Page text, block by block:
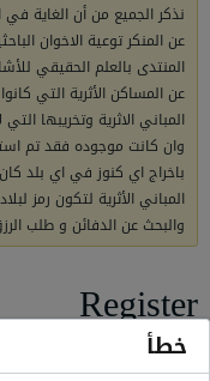
نذكر الجميع من أن الغاية
عن المنكر توعية الاخوان
المنتدى بالعلم الحقيقي
عن المساكن الأثرية التي
المباني الاثرية وتخريبها
وان كانت موجوده فقد تم
باخراج اي كنوز في اي بلد
المباني الأثرية لتكون رمز
والبحث عن الدفائن و طلب
Register
إبدأ عملية تسجيلك.خطأ